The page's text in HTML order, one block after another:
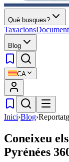
Què busques?
Taxacions
Blog
CA
Inici›Blog›
Coneixeu
Pyrénées